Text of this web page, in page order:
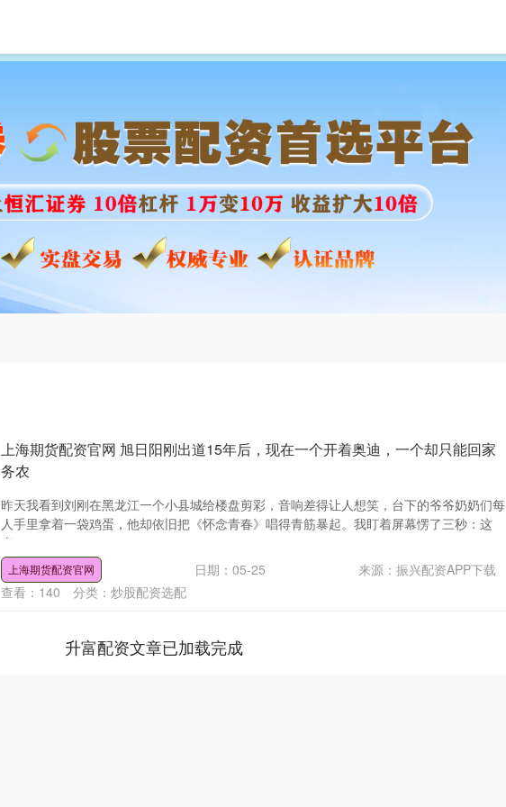
上海期货配资官网 旭日阳刚出道15年后，现在一个开着奥迪，一个却只能回家
务农
昨天我看到刘刚在黑龙江一个小县城给楼盘剪彩，音响差得让人想笑，台下的爷爷奶奶们每
人手里拿着一袋鸡蛋，他却依旧把《怀念青春》唱得青筋暴起。我盯着屏幕愣了三秒：这
真....
上海期货配资官网 日期：05-25
来源：振兴配资APP下载
查看： 140 分类： 炒股配资选配
升富配资文章已加载完成